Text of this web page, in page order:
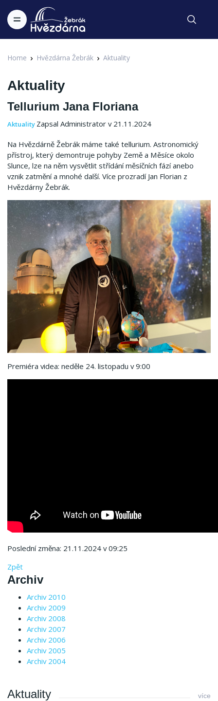
Home Hvězdárna Žebrák Aktuality
Aktuality
Tellurium Jana Floriana
Aktuality Zapsal Administrator v 21.11.2024
Na Hvězdárně Žebrák máme také tellurium. Astronomický
přístroj, který demontruje pohyby Země a Měsíce okolo
Slunce, lze na něm vysvětlit střídání měsíčních fází anebo
vznik zatmění a mnohé další. Více prozradí Jan Florian z
Hvězdárny Žebrák.
Premiéra videa: neděle 24. listopadu v 9:00
Poslední změna: 21.11.2024 v 09:25
Zpět
Archiv
Archiv 2010
Archiv 2009
Archiv 2008
Archiv 2007
Archiv 2006
Archiv 2005
Archiv 2004
Aktuality více